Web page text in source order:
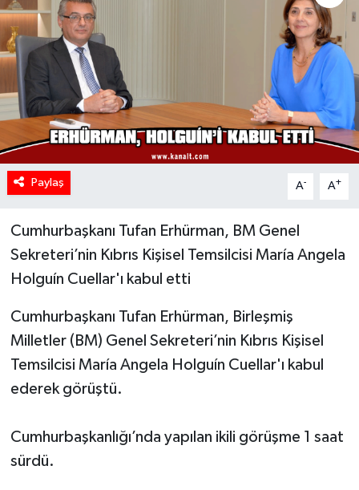
Paylaş A- A+
Cumhurbaşkanı Tufan Erhürman, BM Genel
Sekreteri’nin Kıbrıs Kişisel Temsilcisi María Angela
Holguín Cuellar'ı kabul etti
Cumhurbaşkanı Tufan Erhürman, Birleşmiş
Milletler (BM) Genel Sekreteri’nin Kıbrıs Kişisel
Temsilcisi María Angela Holguín Cuellar'ı kabul
ederek görüştü.
Cumhurbaşkanlığı’nda yapılan ikili görüşme 1 saat
sürdü.